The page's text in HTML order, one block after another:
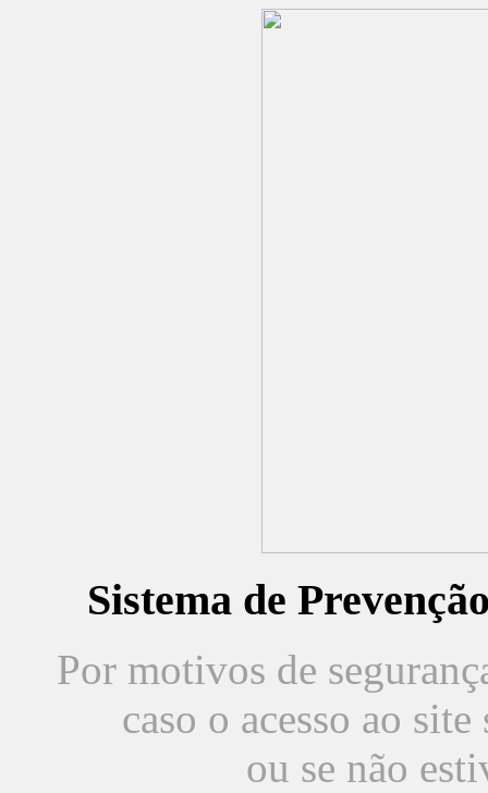
Sistema de
Por motivos de
caso o acesso ao
ou se não